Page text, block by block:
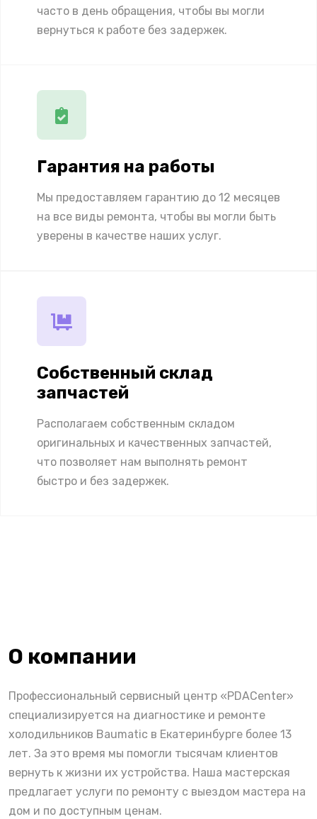
часто в день обращения, чтобы вы могли
вернуться к работе без задержек.
Гарантия на работы
Мы предоставляем гарантию до 12 месяцев
на все виды ремонта, чтобы вы могли быть
уверены в качестве наших услуг.
Собственный склад
запчастей
Располагаем собственным складом
оригинальных и качественных запчастей,
что позволяет нам выполнять ремонт
быстро и без задержек.
О компании
Профессиональный сервисный центр «PDACenter»
специализируется на диагностике и ремонте
холодильников Baumatic в Екатеринбурге более 13
лет. За это время мы помогли тысячам клиентов
вернуть к жизни их устройства. Наша мастерская
предлагает услуги по ремонту с выездом мастера на
дом и по доступным ценам.